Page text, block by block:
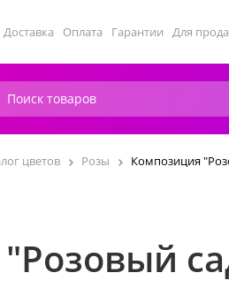
Доставка Оплата Гарантии Для
цветов Розы Композиция